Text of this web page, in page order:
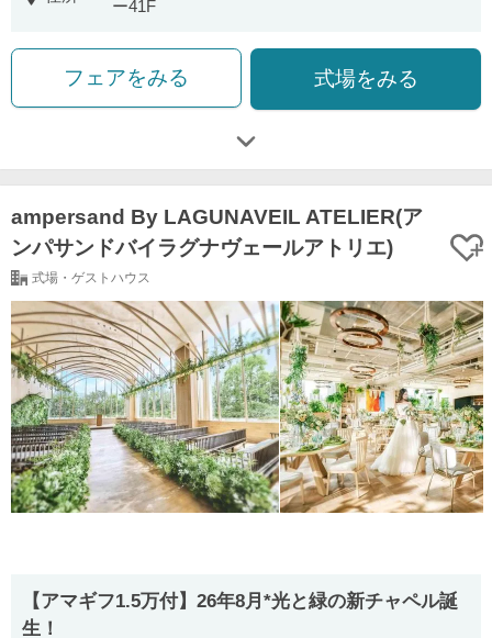
ー41F
フェアをみる 式場をみる
ampersand By LAGUNAVEIL ATELIER(ア
ンパサンドバイラグナヴェールアトリエ)
式場・ゲストハウス
【アマギフ1.5万付】26年8月*光と緑の新チャペル誕
生！